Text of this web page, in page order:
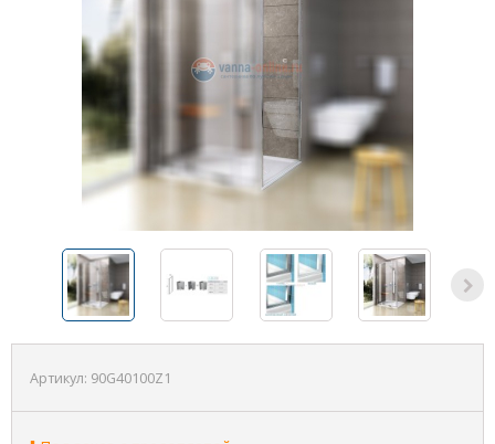
Артикул: 90G40100Z1